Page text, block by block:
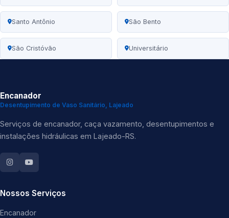
Santo Antônio São Bento
São Cristóvão Universitário
Encanador
Desentupimento de Vaso Sanitário, Lajeado
Serviços de encanador, caça vazamento, desentupimentos e
instalações hidráulicas em Lajeado-RS.
Nossos Serviços
Encanador